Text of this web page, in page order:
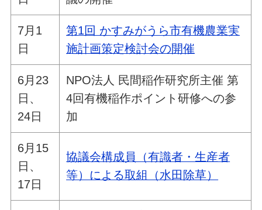
7月1
日
第1回 かすみがうら市有機農業実
施計画策定検討会の開催
6月23
日、
24日
NPO法人 民間稲作研究所主催 第
4回有機稲作ポイント研修への参
加
6月15
日、
17日
協議会構成員（有識者・生産者
等）による取組（水田除草）